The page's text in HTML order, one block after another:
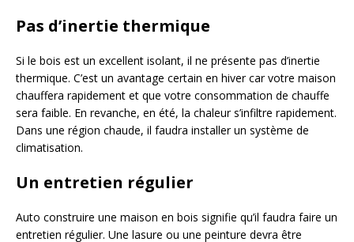
Pas d’inertie thermique
Si le bois est un excellent isolant, il ne présente pas d’inertie
thermique. C’est un avantage certain en hiver car votre maison
chauffera rapidement et que votre consommation de chauffe
sera faible. En revanche, en été, la chaleur s’infiltre rapidement.
Dans une région chaude, il faudra installer un système de
climatisation.
Un entretien régulier
Auto construire une maison en bois signifie qu’il faudra faire un
entretien régulier. Une lasure ou une peinture devra être